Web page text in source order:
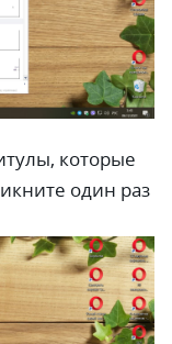
которые
один раз